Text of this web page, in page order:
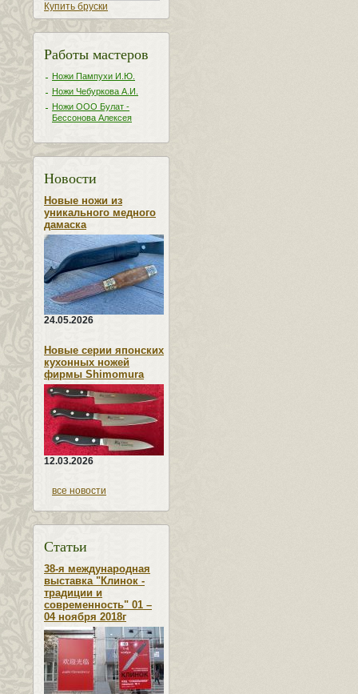
Купить бруски
Работы мастеров
Ножи Пампухи И.Ю.
Ножи Чебуркова А.И.
Ножи ООО Булат -
Бессонова Алексея
Новости
Новые ножи из
уникального медного
дамаска
24.05.2026
Новые серии японских
кухонных ножей
фирмы Shimomura
12.03.2026
все новости
Статьи
38-я международная
выставка "Клинок -
традиции и
современность" 01 –
04 ноября 2018г